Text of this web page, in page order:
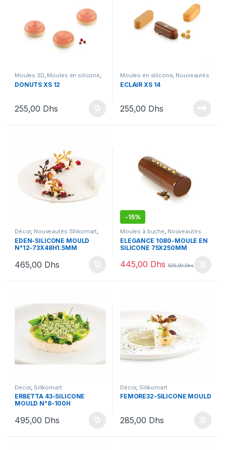
Moules 3D, Moules en silicone,
Nouveautés SIlikomart
Nouveautés Silikomart
DONUTS XS 12
255,00 Dhs
Moules en silicone, Nouveautés
Silikomart
ÉCLAIR XS 14
255,00 Dhs
Décor, Nouveautés SIlikomart,
Silikomart
EDEN-SILICONE MOULD
N°12-73X48H1.5MM
465,00 Dhs
-15%
Moules à buche, Nouveautés
SIlikomart,Sélection fin d'année
Silikomart
ELEGANCE 1080-MOULE EN
SILICONE 75X250MM
445,00 Dhs 525,00Dhs
Décor, Silikomart
ERBETTA 43-SILICONE
MOULD N°8-100H
495,00 Dhs
Décor, Silikomart
FEMORE32-SILICONE MOULD
285,00 Dhs